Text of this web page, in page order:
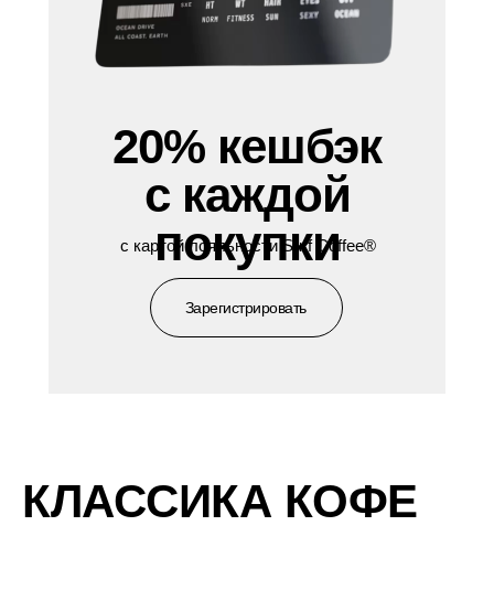
Зарегистрировать
20% кешбэк
с каждой
покупки
с картой лояльности Surf Coffee®
КЛАССИКА КОФЕ